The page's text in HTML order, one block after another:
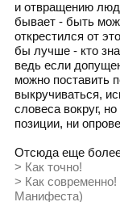
и отвращению
бывает - быть
открестился от
бы лучше - кто
ведь если
можно поставить
выкручиваться,
словеса вокруг,
позиции, ни
Отсюда еще
> Как точно!
> Как современно!
Манифеста)